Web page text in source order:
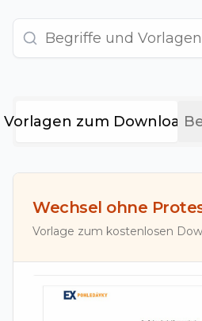
Vorlagen zum Download
Wechsel ohne
Vorlage zum kostenlosen